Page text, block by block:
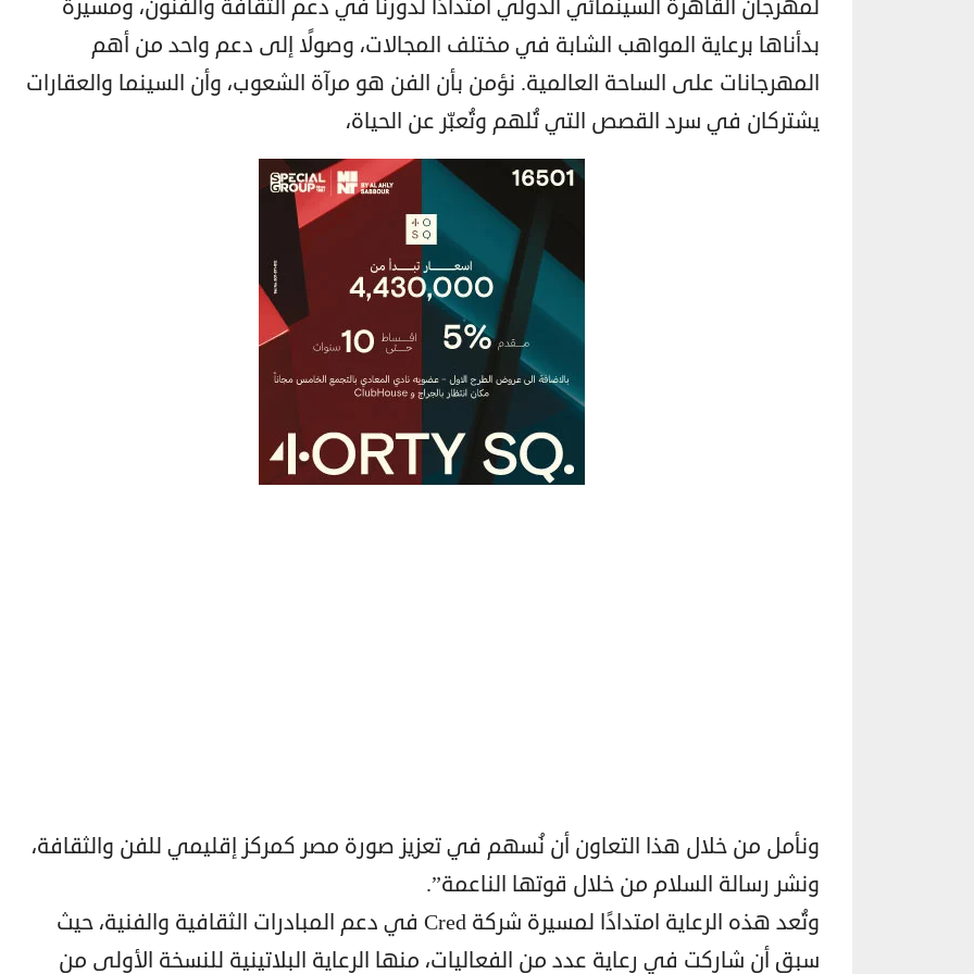
لمهرجان القاهرة السينمائي الدولي امتدادًا لدورنا في دعم الثقافة والفنون، ومسيرة
بدأناها برعاية المواهب الشابة في مختلف المجالات، وصولًا إلى دعم واحد من أهم
المهرجانات على الساحة العالمية. نؤمن بأن الفن هو مرآة الشعوب، وأن السينما والعقارات
يشتركان في سرد القصص التي تُلهم وتُعبّر عن الحياة،
ونأمل من خلال هذا التعاون أن نُسهم في تعزيز صورة مصر كمركز إقليمي للفن والثقافة،
ونشر رسالة السلام من خلال قوتها الناعمة”.
وتُعد هذه الرعاية امتدادًا لمسيرة شركة Cred في دعم المبادرات الثقافية والفنية، حيث
سبق أن شاركت في رعاية عدد من الفعاليات، منها الرعاية البلاتينية للنسخة الأولى من